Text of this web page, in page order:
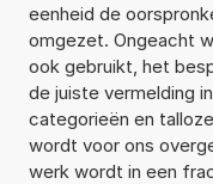
eenheid de
omgezet. Ongeacht
ook gebruikt, het
de juiste vermelding
categorieën en
wordt voor ons
werk wordt in een